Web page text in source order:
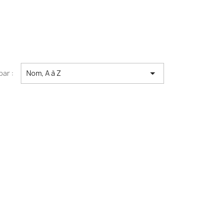
: Nom, A à Z 